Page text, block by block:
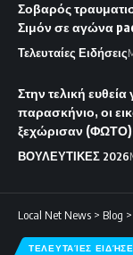
Σοβαρός
Σιμόν σε αγώνα
Τελευταίες Ειδήσεις
Στην τελική
παρασκήνιο, οι
ξεχώρισαν (ΦΩΤΟ)
ΒΟΥΛΕΥΤΙΚΕΣ 2026
Local Net News > Blog >
ΤΕΛΕΥΤΑΊΕΣ